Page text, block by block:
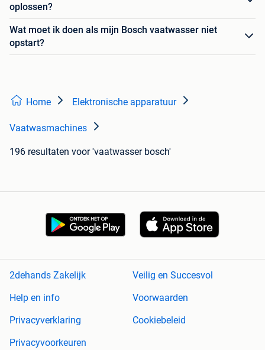
oplossen?
Wat moet ik doen als mijn Bosch vaatwasser niet
opstart?
Home Elektronische apparatuur
Vaatwasmachines
196 resultaten voor 'vaatwasser bosch'
2dehands Zakelijk
Veilig en Succesvol
Help en info
Voorwaarden
Privacyverklaring
Cookiebeleid
Privacyvoorkeuren